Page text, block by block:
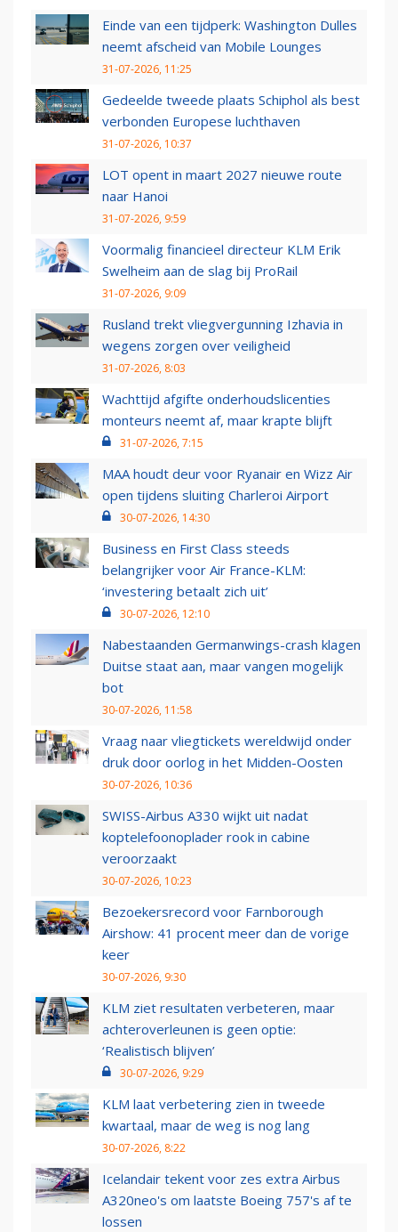
Einde van een tijdperk: Washington Dulles
neemt afscheid van Mobile Lounges
31-07-2026, 11:25
Gedeelde tweede plaats Schiphol als best
verbonden Europese luchthaven
31-07-2026, 10:37
LOT opent in maart 2027 nieuwe route
naar Hanoi
31-07-2026, 9:59
Voormalig financieel directeur KLM Erik
Swelheim aan de slag bij ProRail
31-07-2026, 9:09
Rusland trekt vliegvergunning Izhavia in
wegens zorgen over veiligheid
31-07-2026, 8:03
Wachttijd afgifte onderhoudslicenties
monteurs neemt af, maar krapte blijft
31-07-2026, 7:15
MAA houdt deur voor Ryanair en Wizz Air
open tijdens sluiting Charleroi Airport
30-07-2026, 14:30
Business en First Class steeds
belangrijker voor Air France-KLM:
‘investering betaalt zich uit’
30-07-2026, 12:10
Nabestaanden Germanwings-crash klagen
Duitse staat aan, maar vangen mogelijk
bot
30-07-2026, 11:58
Vraag naar vliegtickets wereldwijd onder
druk door oorlog in het Midden-Oosten
30-07-2026, 10:36
SWISS-Airbus A330 wijkt uit nadat
koptelefoonoplader rook in cabine
veroorzaakt
30-07-2026, 10:23
Bezoekersrecord voor Farnborough
Airshow: 41 procent meer dan de vorige
keer
30-07-2026, 9:30
KLM ziet resultaten verbeteren, maar
achteroverleunen is geen optie:
‘Realistisch blijven’
30-07-2026, 9:29
KLM laat verbetering zien in tweede
kwartaal, maar de weg is nog lang
30-07-2026, 8:22
Icelandair tekent voor zes extra Airbus
A320neo's om laatste Boeing 757's af te
lossen